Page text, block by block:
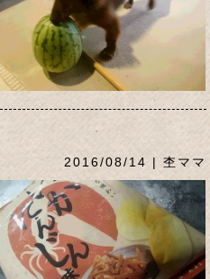
2016/08/14 | 杢ママ